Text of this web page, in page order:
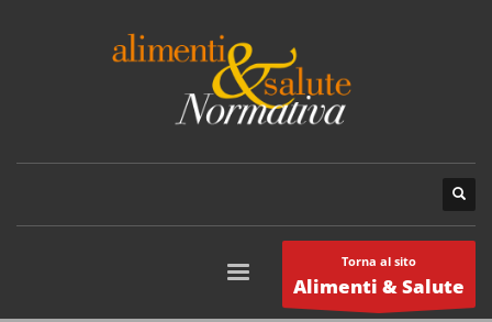
Torna al sito
Alimenti & Salute